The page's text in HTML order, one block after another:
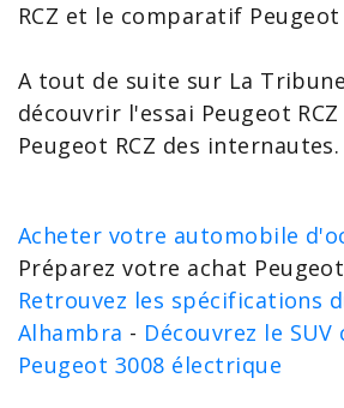
RCZ et le comparatif Peugeot
A tout de suite sur La
découvrir l'essai Peugeot RCZ
Peugeot RCZ des internautes.
Acheter votre automobile
Préparez votre achat Peugeot
Retrouvez les spécifications
Alhambra - Découvrez le
Peugeot 3008 électrique